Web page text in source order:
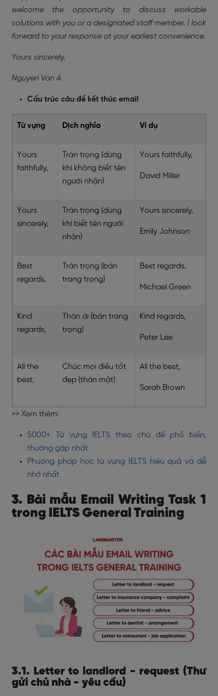
welcome the opportunity to discuss workable
solutions with you or a designated staff member. I look
forward to your response at your earliest convenience.
Yours sincerely,
Nguyen Van A
Cấu trúc câu để kết thúc email
Từ vựng Dịch nghĩa Ví dụ
Yours
faithfully,
Trân trọng (dùng
khi không biết tên
người nhận)
Yours faithfully,
David Miller
Yours
sincerely,
Trân trọng (dùng
khi biết tên người
nhận)
Yours sincerely,
Emily Johnson
Best
regards,
Trân trọng (bán
trang trọng)
Best regards,
Michael Green
Kind
regards,
Thân ái (bán trang
trọng)
Kind regards,
Peter Lee
All the
best,
Chúc mọi điều tốt
đẹp (thân mật)
All the best,
Sarah Brown
>> Xem thêm:
5000+ Từ vựng IELTS theo chủ đề phổ biến,
thường gặp nhất
Phương pháp học từ vựng IELTS hiệu quả và dễ
nhớ nhất
3. Bài mẫu Email Writing Task 1
trong IELTS General Training
3.1. Letter to landlord - request (Thư
gửi chủ nhà - yêu cầu)